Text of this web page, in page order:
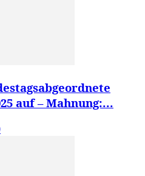
auf – Mahnung:...